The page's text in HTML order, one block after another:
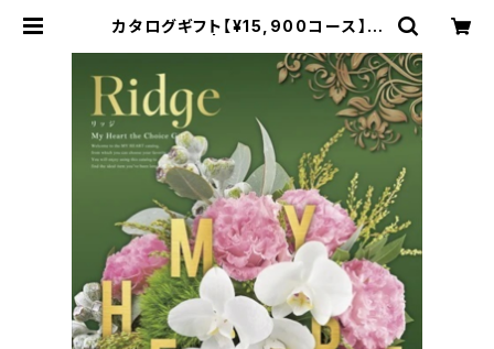
カタログギフト【¥15,900コース】リ